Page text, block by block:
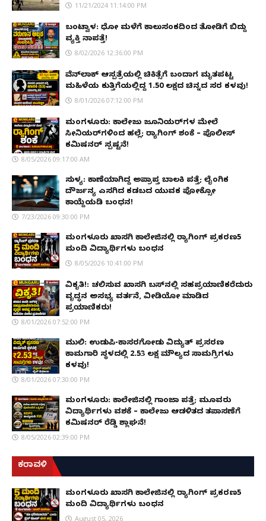
11/21/2024 11:14:00 PM
ಬಂಟ್ವಾಳ: ಧೋ ಮಳೆಗೆ ಕಾಲುಸಂಕದಿಂದ ತೋಡಿಗೆ ಬಿದ್ದು
ವ್ಯಕ್ತಿ ನಾಪತ್ತೆ!
8/02/2026 12:36:00 PM
ವೆನ್‌ಲಾಕ್ ಆಸ್ಪತ್ರೆಯಲ್ಲಿ ಚಿಕಿತ್ಸೆಗೆ ಬಂದಾಗ ಮೃತಪಟ್ಟ
ಮಹಿಳೆಯ ಕುತ್ತಿಗೆಯಲ್ಲಿದ್ದ ₹1.50 ಲಕ್ಷದ ಚಿನ್ನದ ಸರ ಕಳವು!
8/01/2026 07:12:00 PM
ಮಂಗಳೂರು: ಕಾಲೇಜು ಜೂನಿಯರ್‌ಗಳ ಮೇಲೆ
ಸೀನಿಯರ್‌ಗಳಿಂದ ಹಲ್ಲೆ; ರ‌್ಯಾಗಿಂಗ್ ಶಂಕೆ – ಪೊಲೀಸ್
ಕಮಿಷನರ್ ಸ್ಪಷ್ಟನೆ!
8/05/2026 09:17:00 AM
ಸುಳ್ಯ: ಕಾಣೆಯಾಗಿದ್ದ ಅಪ್ರಾಪ್ತ ಬಾಲಕಿ ಪತ್ತೆ; ಲೈಂಗಿಕ
ದೌರ್ಜನ್ಯ ಎಸಗಿದ ಕಡಬದ ಯುವಕ ಪೋಕ್ಸೋ
ಕಾಯ್ದೆಯಡಿ ಬಂಧನ!
7/23/2026 09:30:00 PM
ಮಂಗಳೂರು ಖಾಸಗಿ ಕಾಲೇಜಿನಲ್ಲಿ ರ‌್ಯಾಗಿಂಗ್ ಪ್ರಕರಣ5
ಮಂದಿ ವಿದ್ಯಾರ್ಥಿಗಳು ಬಂಧನ
8/05/2026 10:41:00 PM
ವಿಕೃತಿ!: ಚಲಿಸುವ ಖಾಸಗಿ ಬಸ್‌ನಲ್ಲಿ ಸಹಪ್ರಯಾಣಿಕರೆದುರು
ವೃದ್ಧನ ಅಸಭ್ಯ ವರ್ತನೆ, ವೀಡಿಯೋ ಮಾಡಿದ
ಪ್ರಯಾಣಿಕರು!
8/01/2026 07:52:00 PM
ಮುಲ್ಕಿ: ಉಡುಪಿ-ಕಾಸರಗೋಡು ವಿದ್ಯುತ್ ಪ್ರಸರಣ
ಕಾಮಗಾರಿ ಸ್ಥಳದಲ್ಲಿ ₹2.53 ಲಕ್ಷ ಮೌಲ್ಯದ ಸಾಮಗ್ರಿಗಳು
ಕಳವು!
8/01/2026 07:30:00 PM
ಮಂಗಳೂರು: ಕಾಲೇಜಿನಲ್ಲಿ ಗಾಂಜಾ ಪತ್ತೆ; ಮೂವರು
ವಿದ್ಯಾರ್ಥಿಗಳು ವಶಕ್ಕೆ – ಕಾಲೇಜು ಆಡಳಿತದ ತಪಾಸಣೆಗೆ
ಕಮಿಷನರ್ ರೆಡ್ಡಿ ಶ್ಲಾಘನೆ!
8/05/2026 02:39:00 PM
ಕರಾವಳಿ
ಮಂಗಳೂರು ಖಾಸಗಿ ಕಾಲೇಜಿನಲ್ಲಿ ರ‌್ಯಾಗಿಂಗ್ ಪ್ರಕರಣ5
ಮಂದಿ ವಿದ್ಯಾರ್ಥಿಗಳು ಬಂಧನ
August 05, 2026